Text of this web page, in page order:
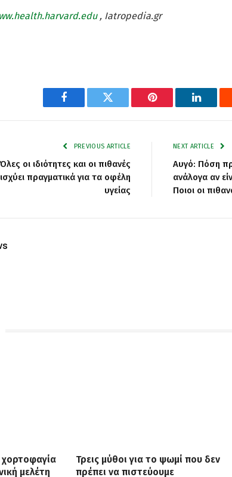
, Iatropedia.gr
Facebook Twitter Pinterest
PREVIOUS ARTICLE
οι ιδιότητες και οι πιθανές
πραγματικά για τα οφέλη
υγείας
NEXT ARTICLE
Αυγό: Πόση
ανάλογα αν
Ποιοι οι
χορτοφαγία
μελέτη
Τρεις μύθοι για το ψωμί που δεν
πρέπει να πιστεύουμε